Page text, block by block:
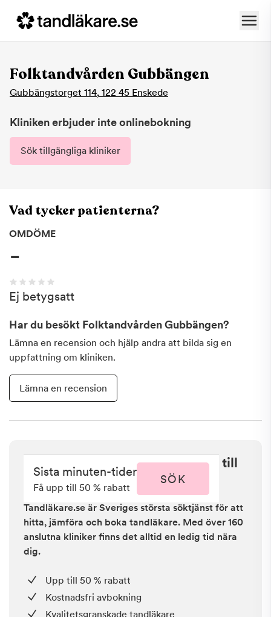
Folktandvården Gubbängen
Gubbängstorget 114, 122 45 Enskede
Kliniken erbjuder inte onlinebokning
Sök tillgängliga kliniker
Vad tycker patienterna?
OMDÖME
-
Ej betygsatt
Har du besökt Folktandvården Gubbängen?
Lämna en recension och hjälp andra att bilda sig en
uppfattning om kliniken.
Lämna en recension
Sista minuten i Enskede - få upp till
50 % rabatt
Tandläkare.se är Sveriges största söktjänst för att
hitta, jämföra och boka tandläkare. Med över 160
anslutna kliniker finns det alltid en ledig tid nära
dig.
Upp till 50 % rabatt
Kostnadsfri avbokning
Kvalitetsgranskade tandläkare
Sista minuten-tider
Få upp till 50 % rabatt
SÖK